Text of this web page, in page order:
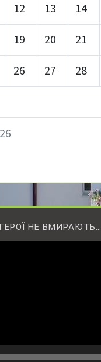
12 13 14
19 20 21
26 27 28
ГЕРОЇ НЕ ВМИРАЮТЬ…